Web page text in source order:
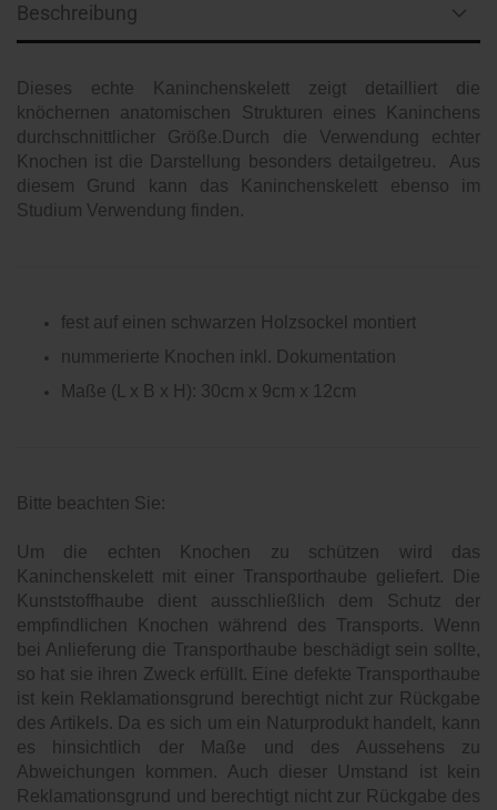
Beschreibung
Dieses echte Kaninchenskelett zeigt detailliert die
knöchernen anatomischen Strukturen eines Kaninchens
durchschnittlicher Größe.Durch die Verwendung echter
Knochen ist die Darstellung besonders detailgetreu. Aus
diesem Grund kann das Kaninchenskelett ebenso im
Studium Verwendung finden.
fest auf einen schwarzen Holzsockel montiert
nummerierte Knochen inkl. Dokumentation
Maße (L x B x H): 30cm x 9cm x 12cm
Bitte beachten Sie:
Um die echten Knochen zu schützen wird das
Kaninchenskelett mit einer Transporthaube geliefert. Die
Kunststoffhaube dient ausschließlich dem Schutz der
empfindlichen Knochen während des Transports. Wenn
bei Anlieferung die Transporthaube beschädigt sein sollte,
so hat sie ihren Zweck erfüllt. Eine defekte Transporthaube
ist kein Reklamationsgrund berechtigt nicht zur Rückgabe
des Artikels. Da es sich um ein Naturprodukt handelt, kann
es hinsichtlich der Maße und des Aussehens zu
Abweichungen kommen. Auch dieser Umstand ist kein
Reklamationsgrund und berechtigt nicht zur Rückgabe des